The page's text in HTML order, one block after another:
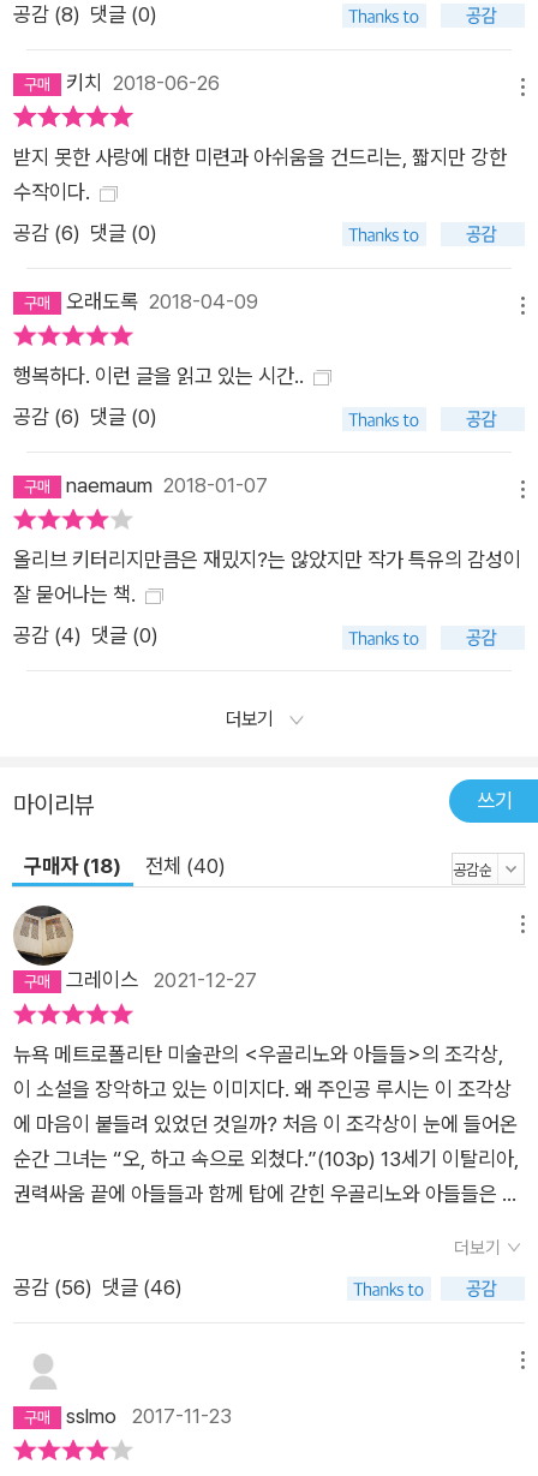
심리적 진실이다. 우리가 가지고 있는 기억이 사실이든 사실이 아
니든, 지금 이 순간 실재하는 우리는 그 기억으로 이루어진 존재
이기 때문이다. 그리고 그 속에는 어둠과 빛이 공존한다. 기억 속
의 어둠은 오랜 시간이 지나도 사라지지 않고 어딘가에 도사리고
있다가 생각지 못한 순간에 우리를 붙잡는다. 기억은 그렇게 우리
를 붙잡고 놓아주지 않는 속박이지만 동시에 우리가 붙잡고 놓아
주지 않는 것이기도 하다. 소설은 고통을 극복하고 완전해지기 위
해 내면에 깃든 어두운 기억을 몰아내야 한다고 이야기하지 않는
다. 대신 죽음이 삶의 일부이듯, 어두운 기억 역시 우리의 일부라
고 이야기한다. 결국 루시는 어두운 기억을 억압하는 대신 끌어안
고 받아들이는 법을 배운다. 그녀는 어둠 속에 존재하는 반짝이는
순간들을 본다. 트럭 속에 갇혀 공포에 떨었던 기억은 울고 있는
앞으로 나아가게 하는 힘은 바로 그것, 어둠 속에서 빛을 보는 시
선이다. 루시는 끝내 엄마와 완전한 화해를 이루지 못하지만 그럼
에도 그녀는 앞으로 나아간다. 구원은 타인과의 화해가 아니라 자
신과의 화해에서 오기 때문이다. 결국 소설의 제목이자 소설의 말
의 어둠을 향해 내미는 화해의 손길이다. “하늘이 없으면 어떻게
서서 밤을 밝히는 크라이슬러 빌딩처럼, 기억 속에 반짝이는 순간
다. 그리고 그 순간들에는 언제나 사람이 있다. 결국 누군가에 대
한 기억이란 삶과 삶이 교차한 순간의 흔적이기 때문이다. 다정하
게 이마에 손을 짚어주는 의사와 따뜻하게 감싸안아주는 간호사,
마음속 깊숙이 박힌 외로움을 들여다보고 이해해주는 위층의 신
사. 이들은 루시의 곁에 오래 머물진 않지만 루시에게 외로움을
견딜 온기를 나누어주는 타인들이다. 소설은 그렇게 우리의 삶에
서 작은 시간만을 점유했던 따뜻한 사람들을, 우리가 혼자가 아니
라는 사실을 조용히 일깨워주는 사람들을 이야기한다. 또한 루시
가 책을 통해 외로움을 덜어냈듯, 소설 역시 누군가에게는 그렇게
따뜻한 타인이 될 수 있음을 이야기한다. 그리고 작가는 이 아름
답고 진실한 이야기를 수많은 ‘타인들’에게, 우리 독자들에게 바
친다. 『내 이름은 루시 바턴』은 소설가가 독자에게, 한 사람이 다
른 사람에게 건넬 수 있는 가장 크고 빛나는 위로다.
공감 (8) 댓글 (0)
키치 2018-06-26
받지 못한 사랑에 대한 미련과 아쉬움을 건드리는, 짧지만 강한
수작이다.
공감 (6) 댓글 (0)
오래도록 2018-04-09
행복하다. 이런 글을 읽고 있는 시간..
공감 (6) 댓글 (0)
naemaum 2018-01-07
올리브 키터리지만큼은 재밌지?는 않았지만 작가 특유의 감성이
잘 묻어나는 책.
공감 (4) 댓글 (0)
더보기
마이리뷰 쓰기
구매자 (18) 전체 (40)
그레이스 2021-12-27
뉴욕 메트로폴리탄 미술관의 <우골리노와 아들들>의 조각상,
이 소설을 장악하고 있는 이미지다. 왜 주인공 루시는 이 조각상
에 마음이 붙들려 있었던 것일까? 처음 이 조각상이 눈에 들어온
순간 그녀는 “오, 하고 속으로 외쳤다.”(103p) 13세기 이탈리아,
권력싸움 끝에 아들들과 함께 탑에 갇힌 우골리노와 아들들은 굶
원하는 장면이다.(이 이야기는 각색된 것으로 그의 시체에서는
육식의 흔적이 없었다고 한다.) 루시는 그 조각을 보기 위해 몇 번
Jean-Baptiste Carpeaux(French, 1872-1875), 대리석, 18
65-1867두 번째 이미지는 병실 창밖 “밤이면 환한 불빛이 기하
학적으로 밝혀지는 크라이슬러 빌딩의 풍경”(9p)이다. 병실을
더보기
공감 (56) 댓글 (46)
sslmo 2017-11-23